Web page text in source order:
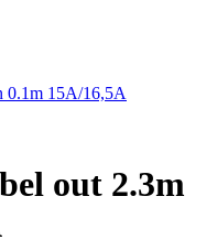
0.1m 15A/16,5A
out 2.3m